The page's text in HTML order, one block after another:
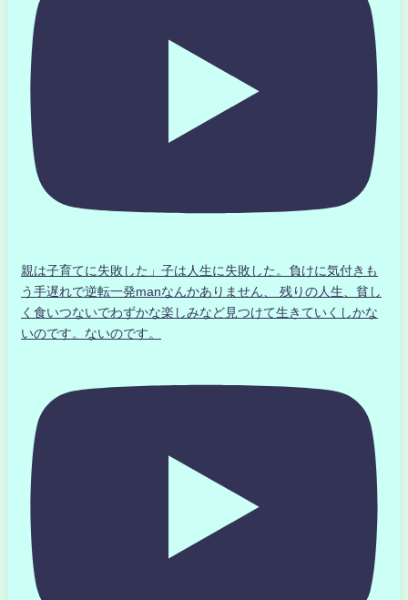
親は子育てに失敗した」子は人生に失敗した。負けに気付きも
う手遅れで逆転一発manなんかありません、 残りの人生、貧し
く食いつないでわずかな楽しみなど見つけて生きていくしかな
いのです。ないのです。